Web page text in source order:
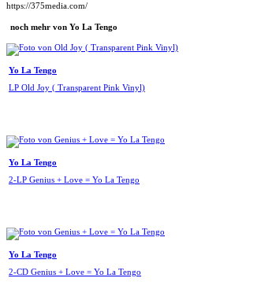
https://375media.com/
noch mehr von Yo La Tengo
Yo La Tengo
LP Old Joy ( Transparent Pink Vinyl)
Yo La Tengo
2-LP Genius + Love = Yo La Tengo
Yo La Tengo
2-CD Genius + Love = Yo La Tengo